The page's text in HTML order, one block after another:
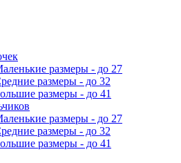
размеры - до 27
размеры - до 32
размеры - до 41
размеры - до 27
размеры - до 32
размеры - до 41